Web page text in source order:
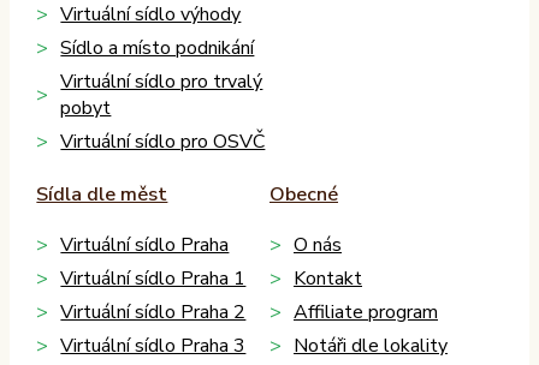
Virtuální sídlo výhody
Sídlo a místo podnikání
Virtuální sídlo pro trvalý
pobyt
Virtuální sídlo pro OSVČ
Sídla dle měst
Virtuální sídlo Praha
Virtuální sídlo Praha 1
Virtuální sídlo Praha 2
Virtuální sídlo Praha 3
Obecné
O nás
Kontakt
Affiliate program
Notáři dle lokality